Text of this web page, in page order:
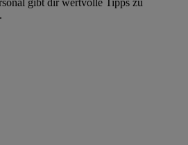
gibt dir wertvolle Tipps zu